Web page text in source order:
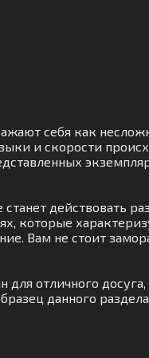
себя как
и скорости
станет действовать
которые
Вам не стоит
отличного досуга,
данного